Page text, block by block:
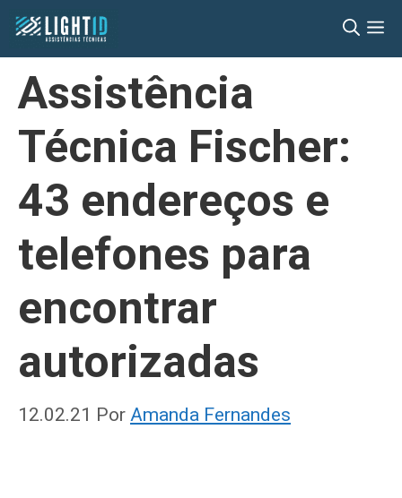
Pular
para
conteúdo
Assistência
Técnica Fischer:
43 endereços e
telefones para
encontrar
autorizadas
12.02.21 Por Amanda Fernandes